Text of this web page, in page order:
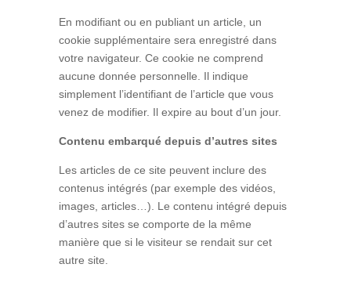
En modifiant ou en publiant un article, un
cookie supplémentaire sera enregistré dans
votre navigateur. Ce cookie ne comprend
aucune donnée personnelle. Il indique
simplement l’identifiant de l’article que vous
venez de modifier. Il expire au bout d’un jour.
Contenu embarqué depuis d’autres sites
Les articles de ce site peuvent inclure des
contenus intégrés (par exemple des vidéos,
images, articles…). Le contenu intégré depuis
d’autres sites se comporte de la même
manière que si le visiteur se rendait sur cet
autre site.